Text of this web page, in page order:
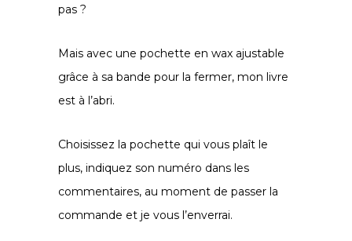
pas ?
Mais avec une pochette en wax ajustable
grâce à sa bande pour la fermer, mon livre
est à l’abri.
Choisissez la pochette qui vous plaît le
plus, indiquez son numéro dans les
commentaires, au moment de passer la
commande et je vous l’enverrai.